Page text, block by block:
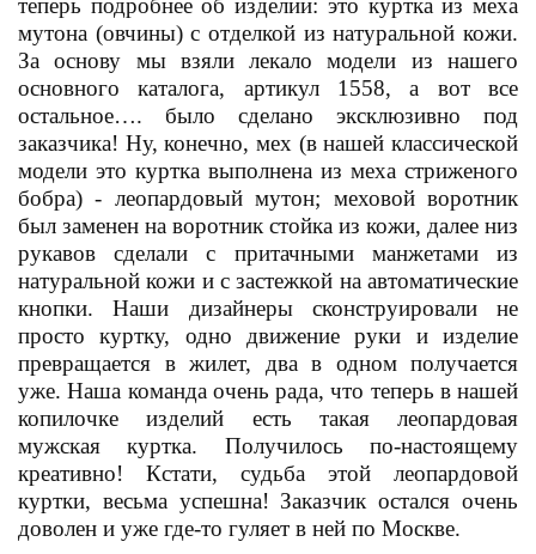
теперь подробнее об изделии: это куртка из меха
мутона (овчины) с отделкой из натуральной кожи.
За основу мы взяли лекало модели из нашего
основного каталога, артикул 1558, а вот все
остальное…. было сделано эксклюзивно под
заказчика! Ну, конечно, мех (в нашей классической
модели это куртка выполнена из меха стриженого
бобра) - леопардовый мутон; меховой воротник
был заменен на воротник стойка из кожи, далее низ
рукавов сделали с притачными манжетами из
натуральной кожи и с застежкой на автоматические
кнопки. Наши дизайнеры сконструировали не
просто куртку, одно движение руки и изделие
превращается в жилет, два в одном получается
уже. Наша команда очень рада, что теперь в нашей
копилочке изделий есть такая леопардовая
мужская куртка. Получилось по-настоящему
креативно! Кстати, судьба этой леопардовой
куртки, весьма успешна! Заказчик остался очень
доволен и уже где-то гуляет в ней по Москве.